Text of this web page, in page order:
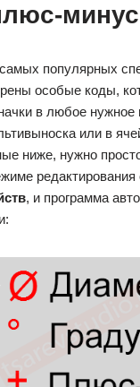
минус
популярных
особые коды,
в любое нужное
или в
ниже, нужно
редактирования
, и программа